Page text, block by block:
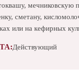
мечниковскую
сметану,
или на кефирных
Действующий